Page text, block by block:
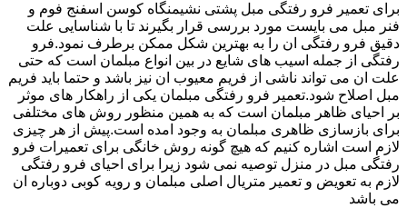
برای تعمیر فرو رفتگی مبل پشتی نشیمنگاه کوسن اسفنج فوم و
فنر مبل می بایست مورد بررسی قرار بگیرند تا با شناسایی علت
دقیق فرو رفتگی ان را به بهترین شکل ممکن برطرف نمود.فرو
رفتگی از جمله اسیب های شایع در بین انواع مبلمان است که حتی
علت ان می تواند ناشی از فریم معیوب ان نیز باشد و حتما باید فریم
مبل اصلاح شود.تعمیر فرو رفتگی مبلمان یکی از راهکار های موثر
بر احیای ظاهر مبلمان است که به همین منظور روش های مختلفی
برای بازسازی ظاهری مبلمان به وجود امده است.پیش از هر چیزی
لازم است اشاره کنیم که هیچ گونه روش خانگی برای تعمیرات فرو
رفتگی مبل در منزل توصیه نمی شود زیرا برای احیای فرو رفتگی
لازم به تعویض و تعمیر متریال اصلی مبلمان و رویه کوبی دوباره ان
می باشد